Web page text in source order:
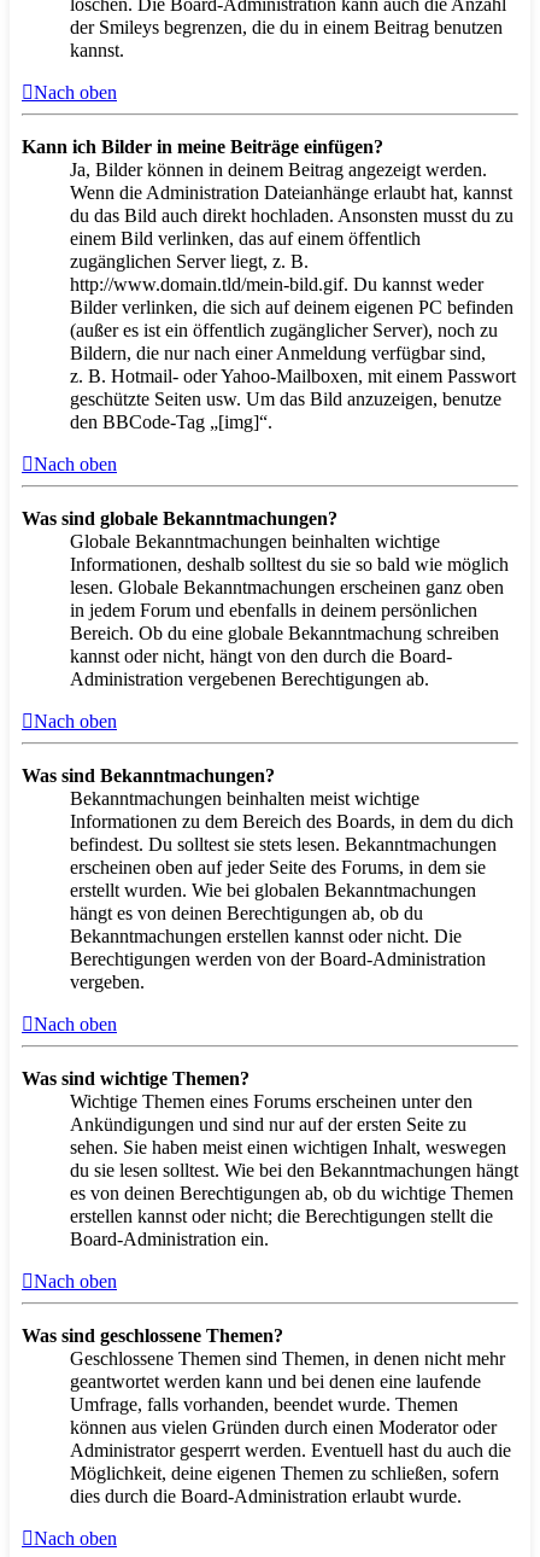
löschen. Die Board-Administration kann auch die Anzahl
der Smileys begrenzen, die du in einem Beitrag benutzen
kannst.
Nach oben
Kann ich Bilder in meine Beiträge einfügen?
Ja, Bilder können in deinem Beitrag angezeigt werden.
Wenn die Administration Dateianhänge erlaubt hat, kannst
du das Bild auch direkt hochladen. Ansonsten musst du zu
einem Bild verlinken, das auf einem öffentlich
zugänglichen Server liegt, z. B.
http://www.domain.tld/mein-bild.gif. Du kannst weder
Bilder verlinken, die sich auf deinem eigenen PC befinden
(außer es ist ein öffentlich zugänglicher Server), noch zu
Bildern, die nur nach einer Anmeldung verfügbar sind,
z. B. Hotmail- oder Yahoo-Mailboxen, mit einem Passwort
geschützte Seiten usw. Um das Bild anzuzeigen, benutze
den BBCode-Tag „[img]“.
Nach oben
Was sind globale Bekanntmachungen?
Globale Bekanntmachungen beinhalten wichtige
Informationen, deshalb solltest du sie so bald wie möglich
lesen. Globale Bekanntmachungen erscheinen ganz oben
in jedem Forum und ebenfalls in deinem persönlichen
Bereich. Ob du eine globale Bekanntmachung schreiben
kannst oder nicht, hängt von den durch die Board-
Administration vergebenen Berechtigungen ab.
Nach oben
Was sind Bekanntmachungen?
Bekanntmachungen beinhalten meist wichtige
Informationen zu dem Bereich des Boards, in dem du dich
befindest. Du solltest sie stets lesen. Bekanntmachungen
erscheinen oben auf jeder Seite des Forums, in dem sie
erstellt wurden. Wie bei globalen Bekanntmachungen
hängt es von deinen Berechtigungen ab, ob du
Bekanntmachungen erstellen kannst oder nicht. Die
Berechtigungen werden von der Board-Administration
vergeben.
Nach oben
Was sind wichtige Themen?
Wichtige Themen eines Forums erscheinen unter den
Ankündigungen und sind nur auf der ersten Seite zu
sehen. Sie haben meist einen wichtigen Inhalt, weswegen
du sie lesen solltest. Wie bei den Bekanntmachungen hängt
es von deinen Berechtigungen ab, ob du wichtige Themen
erstellen kannst oder nicht; die Berechtigungen stellt die
Board-Administration ein.
Nach oben
Was sind geschlossene Themen?
Geschlossene Themen sind Themen, in denen nicht mehr
geantwortet werden kann und bei denen eine laufende
Umfrage, falls vorhanden, beendet wurde. Themen
können aus vielen Gründen durch einen Moderator oder
Administrator gesperrt werden. Eventuell hast du auch die
Möglichkeit, deine eigenen Themen zu schließen, sofern
dies durch die Board-Administration erlaubt wurde.
Nach oben